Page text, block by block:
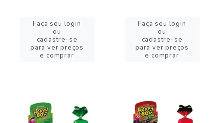
Faça seu login
ou
cadastre-se
para ver preços
e comprar
Faça seu login
ou
cadastre-se
para ver preços
e comprar